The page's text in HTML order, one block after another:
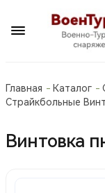
Главная Каталог
Страйкбольные
Винтовка